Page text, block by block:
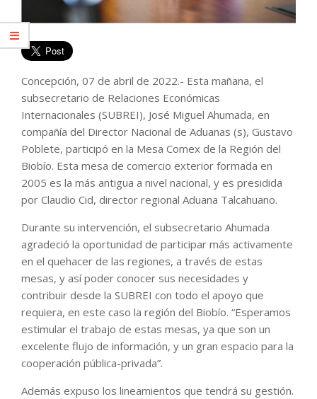
Concepción, 07 de abril de 2022.- Esta mañana, el
subsecretario de Relaciones Económicas
Internacionales (SUBREI), José Miguel Ahumada, en
compañía del Director Nacional de Aduanas (s), Gustavo
Poblete, participó en la Mesa Comex de la Región del
Biobío. Esta mesa de comercio exterior formada en
2005 es la más antigua a nivel nacional, y es presidida
por Claudio Cid, director regional Aduana Talcahuano.
Durante su intervención, el subsecretario Ahumada
agradeció la oportunidad de participar más activamente
en el quehacer de las regiones, a través de estas
mesas, y así poder conocer sus necesidades y
contribuir desde la SUBREI con todo el apoyo que
requiera, en este caso la región del Biobío. “Esperamos
estimular el trabajo de estas mesas, ya que son un
excelente flujo de información, y un gran espacio para la
cooperación pública-privada”.
Además expuso los lineamientos que tendrá su gestión.